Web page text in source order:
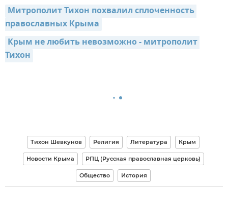
Митрополит Тихон похвалил сплоченность
православных Крыма
Крым не любить невозможно - митрополит
Тихон
Тихон Шевкунов Религия Литература Крым
Новости Крыма РПЦ (Русская православная церковь)
Общество История